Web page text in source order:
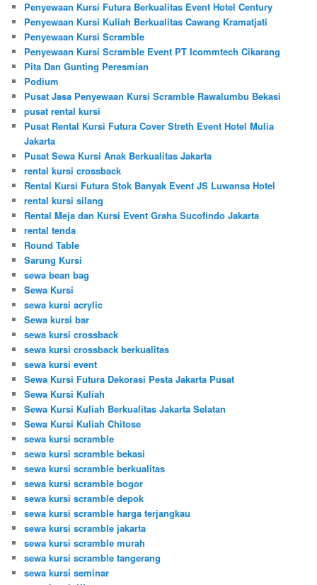
Penyewaan Kursi Futura Berkualitas Event Hotel Century
Penyewaan Kursi Kuliah Berkualitas Cawang Kramatjati
Penyewaan Kursi Scramble
Penyewaan Kursi Scramble Event PT Icommtech Cikarang
Pita Dan Gunting Peresmian
Podium
Pusat Jasa Penyewaan Kursi Scramble Rawalumbu Bekasi
pusat rental kursi
Pusat Rental Kursi Futura Cover Streth Event Hotel Mulia
Jakarta
Pusat Sewa Kursi Anak Berkualitas Jakarta
rental kursi crossback
Rental Kursi Futura Stok Banyak Event JS Luwansa Hotel
rental kursi silang
Rental Meja dan Kursi Event Graha Sucofindo Jakarta
rental tenda
Round Table
Sarung Kursi
sewa bean bag
Sewa Kursi
sewa kursi acrylic
Sewa kursi bar
sewa kursi crossback
sewa kursi crossback berkualitas
sewa kursi event
Sewa Kursi Futura Dekorasi Pesta Jakarta Pusat
Sewa Kursi Kuliah
Sewa Kursi Kuliah Berkualitas Jakarta Selatan
Sewa Kursi Kuliah Chitose
sewa kursi scramble
sewa kursi scramble bekasi
sewa kursi scramble berkualitas
sewa kursi scramble bogor
sewa kursi scramble depok
sewa kursi scramble harga terjangkau
sewa kursi scramble jakarta
sewa kursi scramble murah
sewa kursi scramble tangerang
sewa kursi seminar